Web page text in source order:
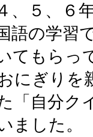
、５、６
語の学習
てもらっ
にぎりを
「自分ク
ました。